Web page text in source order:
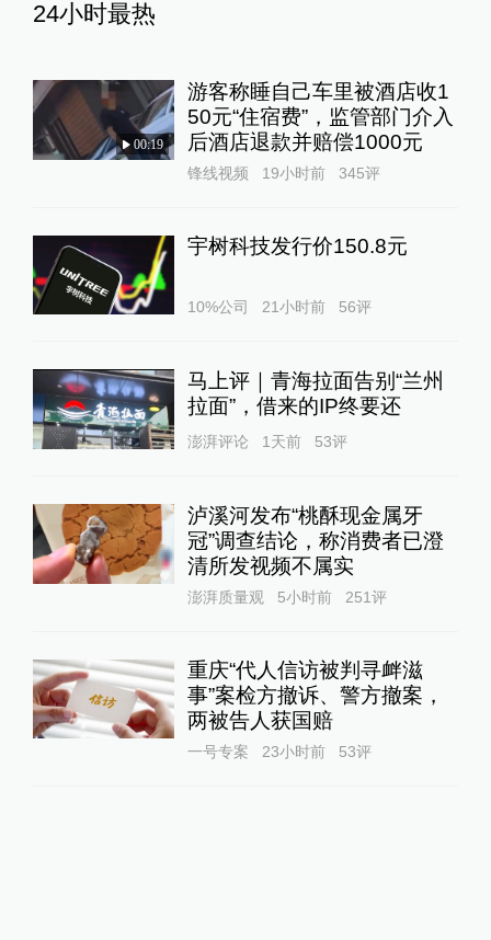
24小时最热
00:19
游客称睡自己车里被酒店收1
50元“住宿费”，监管部门介入
后酒店退款并赔偿1000元
锋线视频 19小时前 345评
宇树科技发行价150.8元
10%公司 21小时前 56评
马上评｜青海拉面告别“兰州
拉面”，借来的IP终要还
澎湃评论 1天前 53评
泸溪河发布“桃酥现金属牙
冠”调查结论，称消费者已澄
清所发视频不属实
澎湃质量观 5小时前 251评
重庆“代人信访被判寻衅滋
事”案检方撤诉、警方撤案，
两被告人获国赔
一号专案 23小时前 53评